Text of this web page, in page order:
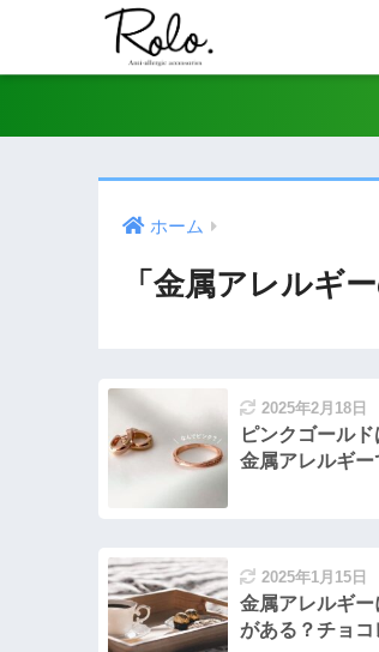
ホーム
「金属アレルギ
2025年2月18日
ピンクゴール
金属アレルギー
2025年1月15日
金属アレルギ
がある？チョコ